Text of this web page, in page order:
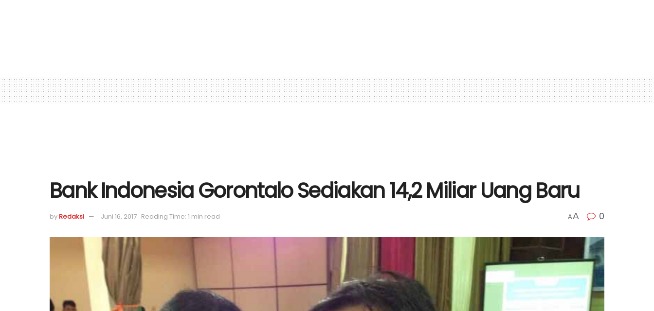
Bank Indonesia Gorontalo Sediakan 14,2 Miliar Uang Baru
byRedaksi Juni 16, 2017 Reading Time: 1 min read AA 0